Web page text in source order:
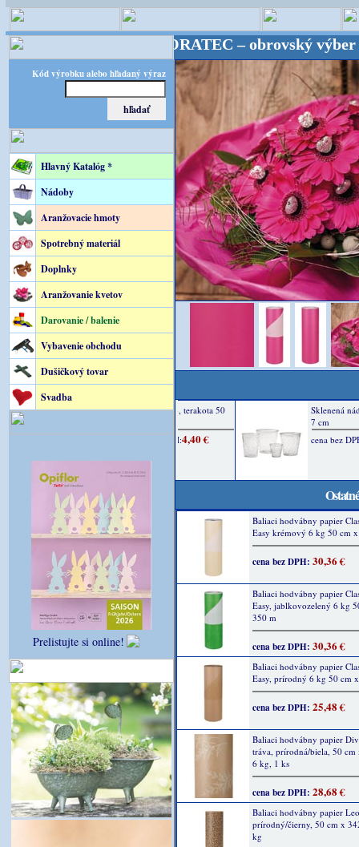
Kód výrobku alebo hľadaný výraz
Hlavný Katalóg *
Nádoby
Aranžovacie hmoty
Spotrebný materiál
Doplnky
Aranžovanie kvetov
Darovanie / balenie
Vybavenie obchodu
Dušičkový tovar
Svadba
Prelistujte si online!
potreby! FLORATEC – obrovský výber –
Baliaci hodvábny papier
Easy krémový 6 kg 50 cm
cena bez DPH: 30,36 €
Baliaci hodvábny papier
Easy, jablkovozelený 6 kg
350 m
cena bez DPH: 30,36 €
Baliaci hodvábny papier
Easy, prírodný 6 kg 50 cm
cena bez DPH: 25,48 €
Baliaci hodvábny papier
tráva, prírodná/biela, 50
6 kg, 1 ks
cena bez DPH: 28,68 €
Baliaci hodvábny papier
prírodný/čierny, 50 cm x
kg